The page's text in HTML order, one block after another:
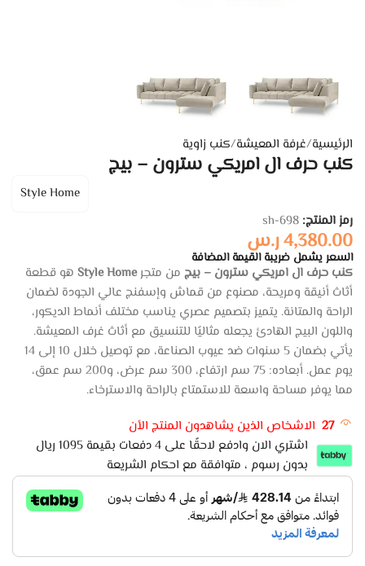
الرئيسية/غرفة المعيشة/كنب زاوية
كنب حرف ال امريكي سترون – بيج
Style Home
رمز المنتج: sh-698
4,380.00ر.س
السعر يشمل ضريبة القيمة المضافة
كنب حرف ال امريكي سترون – بيج من متجرStyle Home هو قطعة
أثاث أنيقة ومريحة، مصنوع من قماش وإسفنج عالي الجودة لضمان
الراحة والمتانة. يتميز بتصميم عصري يناسب مختلف أنماط الديكور،
واللون البيج الهادئ يجعله مثاليًا للتنسيق مع أثاث غرف المعيشة.
يأتي بضمان 5 سنوات ضد عيوب الصناعة، مع توصيل خلال 10 إلى 14
يوم عمل. أبعاده: 75 سم ارتفاع، 300 سم عرض، و200 سم عمق،
مما يوفر مساحة واسعة للاستمتاع بالراحة والاسترخاء.
27 الاشخاص الذين يشاهدون المنتج الأن
اشتري الان وادفع لاحقًا على 4 دفعات بقيمة 1095 ريال
بدون رسوم ، متوافقة مع احكام الشريعة